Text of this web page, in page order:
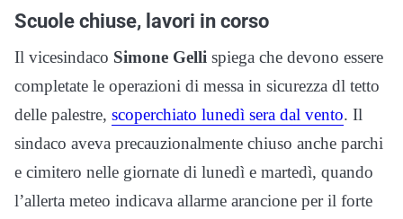
Scuole chiuse, lavori in corso
Il vicesindaco Simone Gelli spiega che devono essere
completate le operazioni di messa in sicurezza dl tetto
delle palestre, scoperchiato lunedì sera dal vento. Il
sindaco aveva precauzionalmente chiuso anche parchi
e cimitero nelle giornate di lunedì e martedì, quando
l’allerta meteo indicava allarme arancione per il forte